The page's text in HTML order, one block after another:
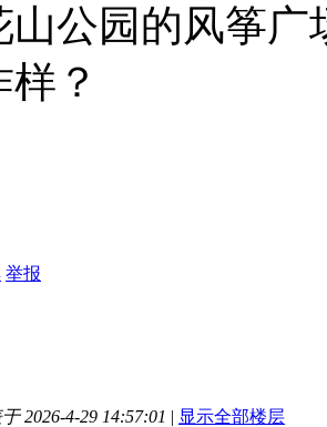
山公园的风筝广
？
举报
2026-4-29 14:57:01 | 显示全部楼层